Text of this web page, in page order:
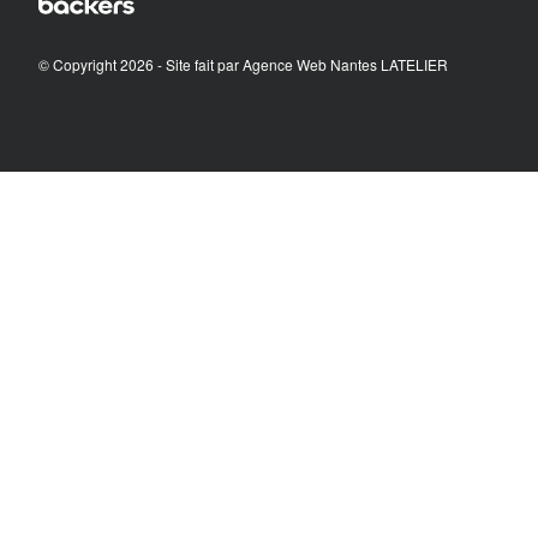
© Copyright 2026 - Site fait parAgence Web Nantes LATELIER